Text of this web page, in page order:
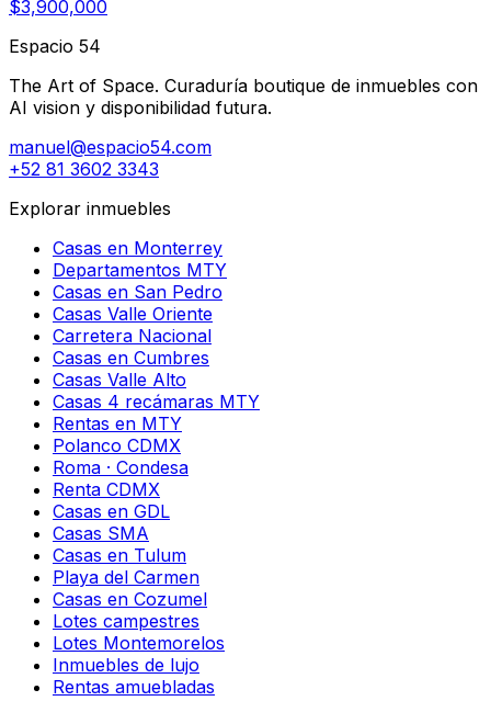
$3,900,000
Espacio 54
The Art of Space. Curaduría boutique de inmuebles con
AI vision y disponibilidad futura.
manuel@espacio54.com
+52 81 3602 3343
Explorar inmuebles
Casas en Monterrey
Departamentos MTY
Casas en San Pedro
Casas Valle Oriente
Carretera Nacional
Casas en Cumbres
Casas Valle Alto
Casas 4 recámaras MTY
Rentas en MTY
Polanco CDMX
Roma · Condesa
Renta CDMX
Casas en GDL
Casas SMA
Casas en Tulum
Playa del Carmen
Casas en Cozumel
Lotes campestres
Lotes Montemorelos
Inmuebles de lujo
Rentas amuebladas